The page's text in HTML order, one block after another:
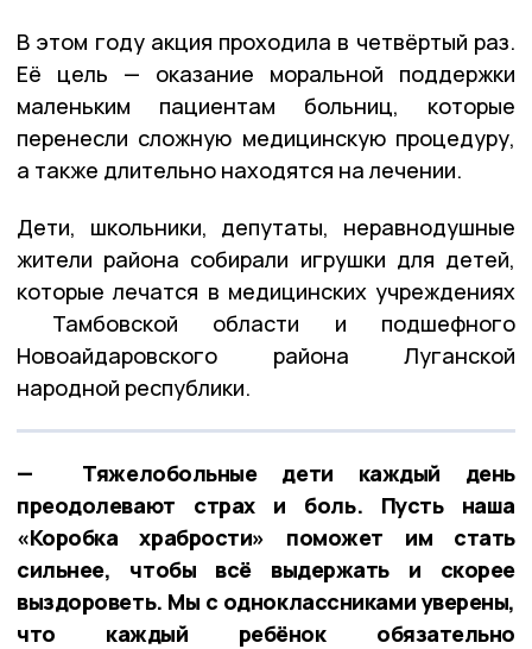
В этом году акция проходила в четвёртый раз.
Её цель — оказание моральной поддержки
маленьким пациентам больниц, которые
перенесли сложную медицинскую процедуру,
а также длительно находятся на лечении.
Дети, школьники, депутаты, неравнодушные
жители района собирали игрушки для детей,
которые лечатся в медицинских учреждениях
Тамбовской области и подшефного
Новоайдаровского района Луганской
народной республики.
— Тяжелобольные дети каждый день
преодолевают страх и боль. Пусть наша
«Коробка храбрости» поможет им стать
сильнее, чтобы всё выдержать и скорее
выздороветь. Мы с одноклассниками уверены,
что каждый ребёнок обязательно